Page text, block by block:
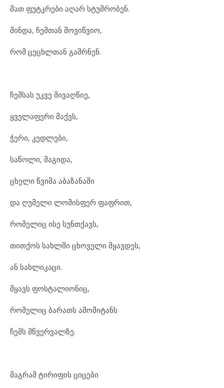
მათ ფუტკრები აღარ სტუმრობენ.
მინდა, ჩემთან მოვიწვიო,
რომ ცეცხლთან გაშრნენ.
ჩემსას უკვე მივაღწიე,
ყველაფერი მაქვს,
ჭერი, კედლები,
საწოლი, მაგიდა,
ცხელი წვიმა აბაზანაში
და ღუმელი ლომისფერ ფაფრით,
რომელიც ისე სუნთქავს,
თითქოს სახლში ცხოველი მყავდეს,
ან სახლიკაცი.
მყავს ფოსტალიონიც,
რომელიც ბარათს ამომიტანს
ჩემს მწვერვალზე.
მაგრამ ტირიფის ციცები